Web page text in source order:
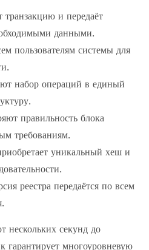
транзакцию и передаёт
данными.
пользователям системы для
набор операций в единый
правильность блока
требованиям.
уникальный хеш и
реестра передаётся по всем
нескольких секунд до
гарантирует многоуровневую